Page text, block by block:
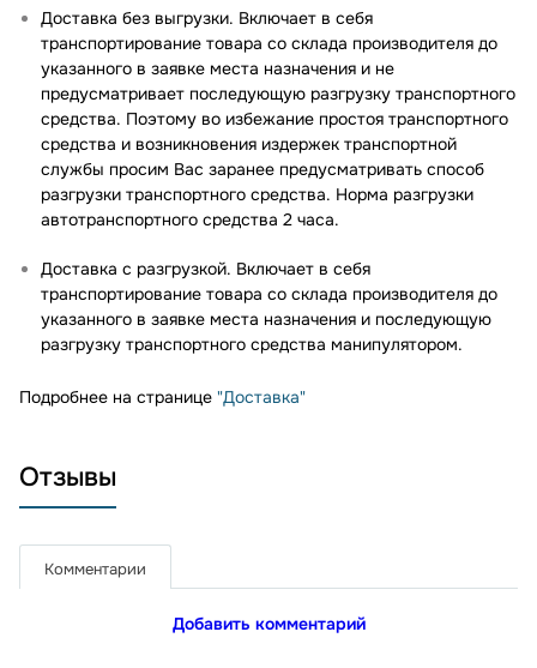
Доставка без выгрузки. Включает в себя
транспортирование товара со склада производителя до
указанного в заявке места назначения и не
предусматривает последующую разгрузку транспортного
средства. Поэтому во избежание простоя транспортного
средства и возникновения издержек транспортной
службы просим Вас заранее предусматривать способ
разгрузки транспортного средства. Норма разгрузки
автотранспортного средства 2 часа.
Доставка с разгрузкой. Включает в себя
транспортирование товара со склада производителя до
указанного в заявке места назначения и последующую
разгрузку транспортного средства манипулятором.
Подробнее на странице "Доставка"
Отзывы
Комментарии
Добавить комментарий